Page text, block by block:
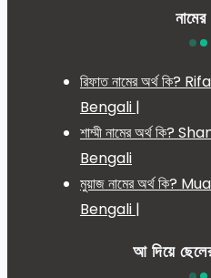
রিফাত নামের অর্থ
Bengali |
শাম্মী নামের অর্থ
Bengali
মুয়াজ নামের অর্থ কি?
Bengali |
আ দিয়ে